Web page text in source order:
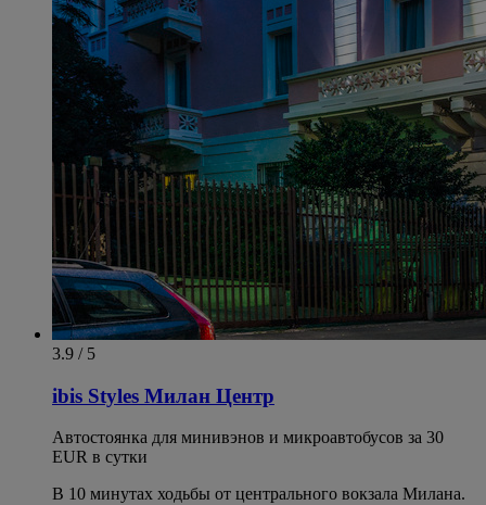
3.9 / 5
ibis Styles Милан Центр
Автостоянка для минивэнов и микроавтобусов за 30
EUR в сутки
В 10 минутах ходьбы от центрального вокзала Милана.